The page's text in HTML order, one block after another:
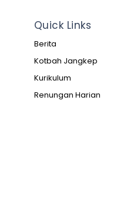
Quick Links
Berita
Kotbah Jangkep
Kurikulum
Renungan Harian